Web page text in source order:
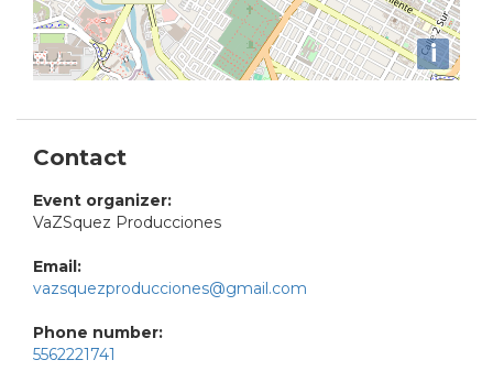
i
Contact
Event organizer:
VaZSquez Producciones
Email:
vazsquezproducciones@gmail.com
Phone number:
5562221741